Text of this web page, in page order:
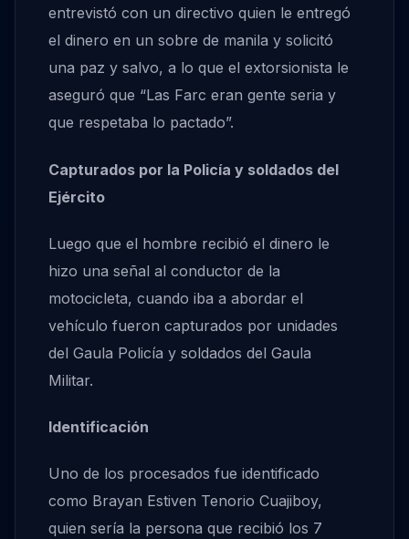
entrevistó con un directivo quien le entregó
el dinero en un sobre de manila y solicitó
una paz y salvo, a lo que el extorsionista le
aseguró que “Las Farc eran gente seria y
que respetaba lo pactado”.
Capturados por la Policía y soldados del
Ejército
Luego que el hombre recibió el dinero le
hizo una señal al conductor de la
motocicleta, cuando iba a abordar el
vehículo fueron capturados por unidades
del Gaula Policía y soldados del Gaula
Militar.
Identificación
Uno de los procesados fue identificado
como Brayan Estiven Tenorio Cuajiboy,
quien sería la persona que recibió los 7